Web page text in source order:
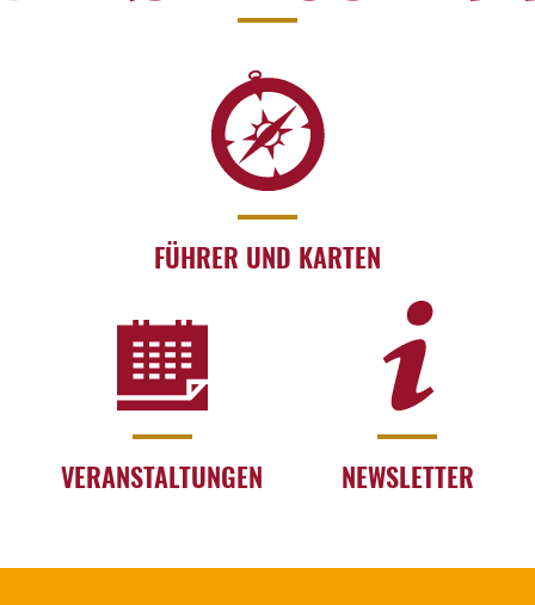
FÜHRER UND KARTEN
VERANSTALTUNGEN NEWSLETTER